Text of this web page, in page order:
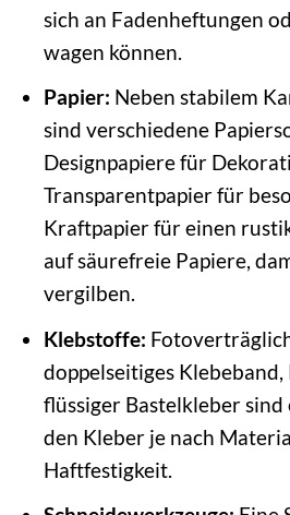
sich an Fadenheftungen
wagen können.
Papier: Neben stabilem
sind verschiedene
Designpapiere für
Transparentpapier für
Kraftpapier für einen
auf säurefreie Papiere,
vergilben.
Klebstoffe:
doppelseitiges
flüssiger Bastelkleber sind
den Kleber je nach
Haftfestigkeit.